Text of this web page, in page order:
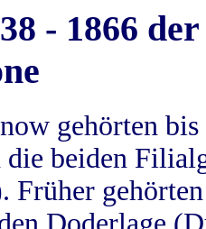
- 1866
gehörten
beiden
Früher